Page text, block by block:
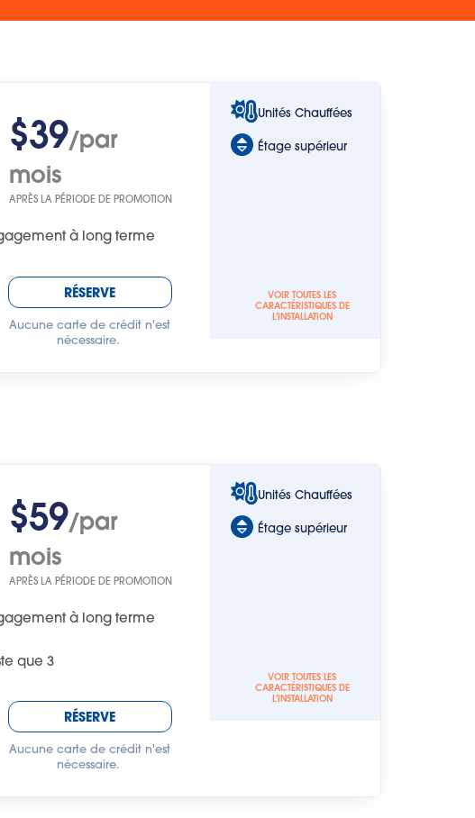
$39/par
mois
APRÈS LA PÉRIODE DE PROMOTION
à long terme
RÉSERVE
Aucune carte de crédit n'est
nécessaire.
Unités Chauffées
Étage supérieur
VOIR TOUTES LES
CARACTÉRISTIQUES DE
L'INSTALLATION
$59/par
mois
APRÈS LA PÉRIODE DE PROMOTION
à long terme
que3
RÉSERVE
Aucune carte de crédit n'est
nécessaire.
Unités Chauffées
Étage supérieur
VOIR TOUTES LES
CARACTÉRISTIQUES DE
L'INSTALLATION